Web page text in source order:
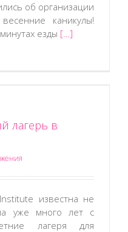
об организации
каникулы!
езды […]
лагерь в
известна не
уже много лет с
лагеря для